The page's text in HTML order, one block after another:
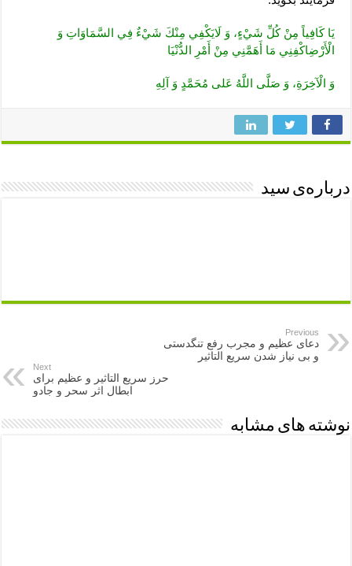
يَا كَافِياً مِنْ كُلِّ شَيْ‏ءٍ، وَ لَايَكْفِي مِنْكَ شَيْ‏ءٌ فِي السَّمَاوَاتِ وَ
الْأَرْضِاكْفِنِي مَا أَهَمَّنِي مِنْ أَمْرِ الدُّنْيَا
وَ الْآخِرَةِ، وَ صَلَّى اللَّهُ عَلى‏ مُحَمَّدٍ وَ آلِهِ
درباره‌ی سید
Previous
دعای عظیم و مجرب رفع تنگدستی
و بی نیاز شدن سریع التاثیر
Next
حرز سریع التاثیر و عظیم برای
ابطال اثر سحر و جادو
نوشته های مشابه